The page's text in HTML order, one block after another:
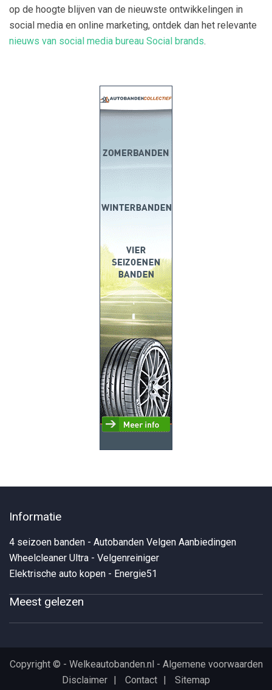
op de hoogte blijven van de nieuwste ontwikkelingen in
social media en online marketing, ontdek dan het relevante
nieuws van social media bureau Social brands.
Informatie
4 seizoen banden - Autobanden Velgen Aanbiedingen
Wheelcleaner Ultra - Velgenreiniger
Elektrische auto kopen - Energie51
Meest gelezen
Copyright © - Welkeautobanden.nl - Algemene voorwaarden
Disclaimer
Contact Sitemap